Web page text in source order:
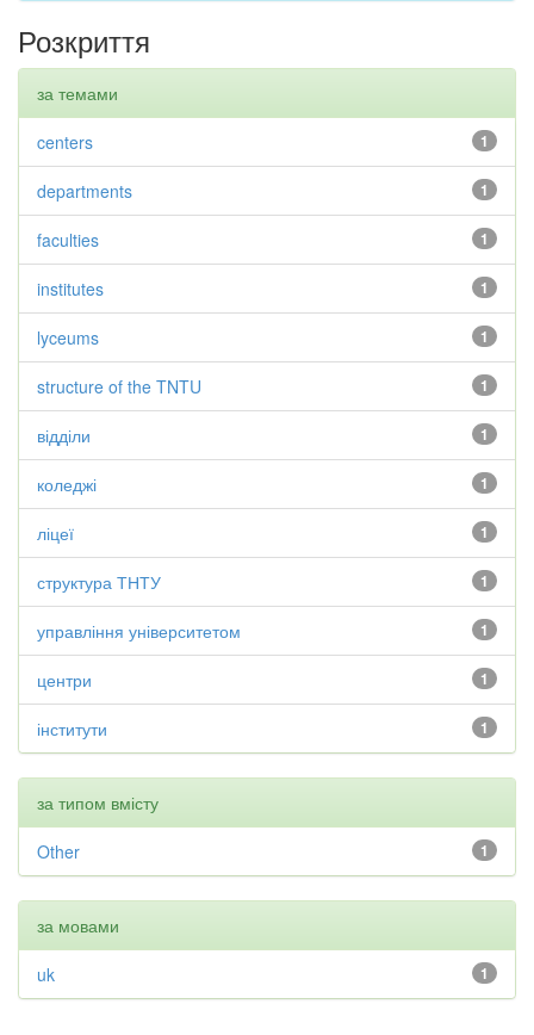
Розкриття
за темами
1
centers
1
departments
1
faculties
1
institutes
1
lyceums
1
structure of the TNTU
1
відділи
1
коледжі
1
ліцеї
1
структура ТНТУ
1
управління університетом
1
центри
1
інститути
за типом вмісту
1
Other
за мовами
1
uk